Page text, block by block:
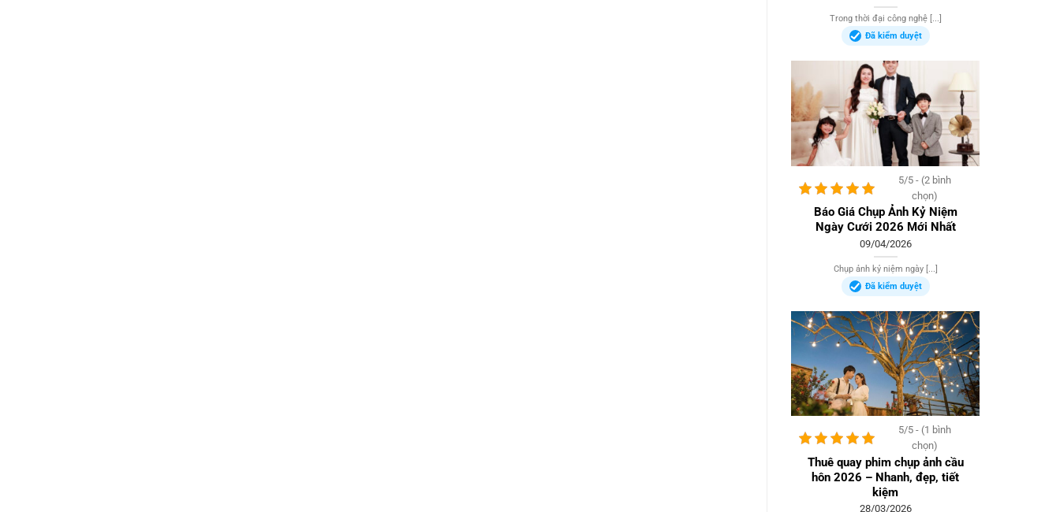
Trong thời đại công nghệ [...]
Đã kiểm duyệt
5/5 - (2 bình
chọn)
Báo Giá Chụp Ảnh Kỷ Niệm
Ngày Cưới 2026 Mới Nhất
09/04/2026
Chụp ảnh kỷ niệm ngày [...]
Đã kiểm duyệt
5/5 - (1 bình
chọn)
Thuê quay phim chụp ảnh cầu
hôn 2026 – Nhanh, đẹp, tiết
kiệm
28/03/2026